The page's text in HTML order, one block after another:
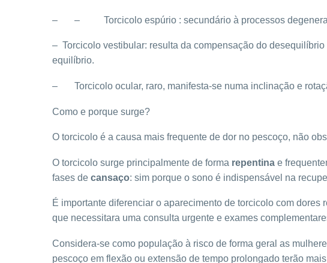
– – Torcicolo espúrio : secundário à processos
– Torcicolo vestibular: resulta da compensação do
equilíbrio.
– Torcicolo ocular, raro, manifesta-se numa inclinação e
Como e porque surge?
O torcicolo é a causa mais frequente de dor no pescoço, não
O torcicolo surge principalmente de forma repentina e
fases de cansaço: sim porque o sono é indispensável na
É importante diferenciar o aparecimento de torcicolo com
que necessitara uma consulta urgente e exames
Considera-se como população à risco de forma geral as
pescoço em flexão ou extensão de tempo prolongado terão